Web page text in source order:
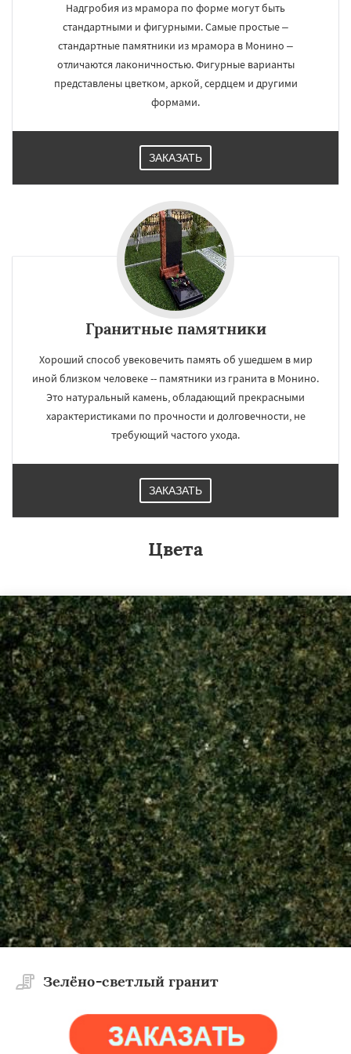
Надгробия из мрамора по форме могут быть
стандартными и фигурными. Самые простые –
стандартные памятники из мрамора в Монино –
отличаются лаконичностью. Фигурные варианты
представлены цветком, аркой, сердцем и другими
формами.
ЗАКАЗАТЬ
Гранитные памятники
Хороший способ увековечить память об ушедшем в мир
иной близком человеке -- памятники из гранита в Монино.
Это натуральный камень, обладающий прекрасными
характеристиками по прочности и долговечности, не
требующий частого ухода.
ЗАКАЗАТЬ
Цвета
Зелёно-светлый гранит